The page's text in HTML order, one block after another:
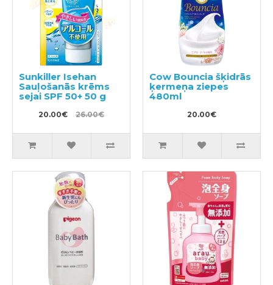
Sunkiller Isehan
Sauļošanās krēms
sejai SPF 50+ 50 g
20.00€ 26.00€
Cow Bouncia šķidrās
ķermeņa ziepes
480ml
20.00€